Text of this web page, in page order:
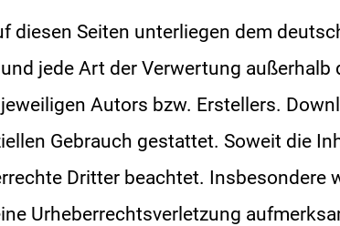
diesen Seiten unterliegen dem
jede Art der Verwertung außerhalb
Autors bzw. Erstellers.
Gebrauch gestattet. Soweit die
Dritter beachtet. Insbesondere
Urheberrechtsverletzung